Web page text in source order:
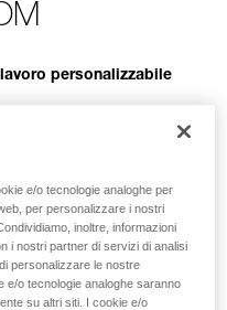
personalizzabile
della gamma GRILLON.
o ad alta
fino a 20 metri. Consente
Il cordino può
GRILLON CUSTOM
soluzione pronta
e/o tecnologie analoghe per
per personalizzare i nostri
inoltre, informazioni
i nostri partner di servizi di analisi
personalizzare le nostre
e/o tecnologie analoghe saranno
su altri siti. I cookie e/o